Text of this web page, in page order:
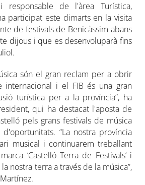
responsable de l'àrea Turística,
participat este dimarts en la visita
de festivals de Benicàssim abans
dijous i que es desenvoluparà fins
són el gran reclam per a obrir
internacional i el FIB és una gran
turística per a la província”, ha
qui ha destacat l'aposta de
pels grans festivals de música
“La nostra província
musical i continuarem treballant
‘Castelló Terra de Festivals’ i
nostra terra a través de la música”,